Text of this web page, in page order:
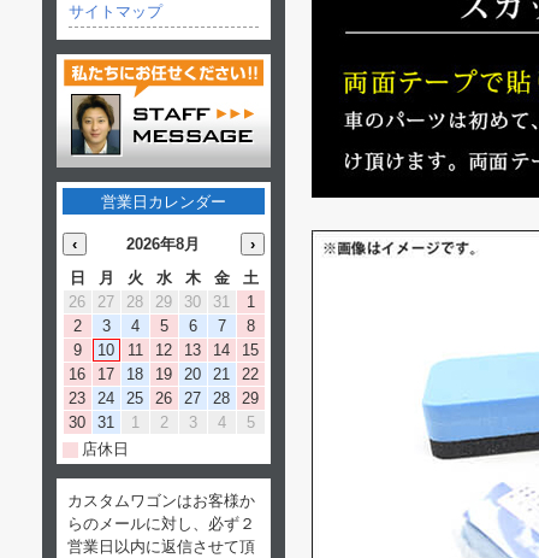
サイトマップ
営業日カレンダー
‹ 2026年8月
›
日
月 火 水 木 金
土
26
27 28 29 30 31
1
2
3 4 5 6 7
8
9
10 11 12 13 14
15
16
17 18 19 20 21
22
23
24 25 26 27 28
29
30
31 1 2 3 4
5
店休日
カスタムワゴンはお客様か
らのメールに対し、必ず２
営業日以内に返信させて頂